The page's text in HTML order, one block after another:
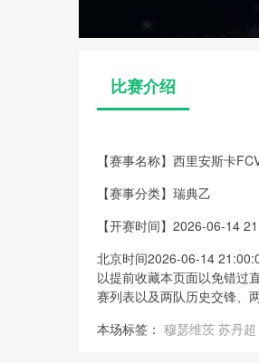
比赛介绍
【赛事名称】 西里安斯卡
【赛事分类】 瑞典乙
【开赛时间】 2026-06-14
北京时间2026-06-14
以提前收藏本页面以免错过
赛列表以及两队历史交锋、
本场标签： 穆瑟维茨 苏丹超